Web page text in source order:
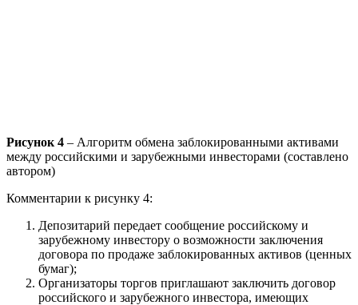
Рисунок 4 – Алгоритм обмена заблокированными активами
между российскими и зарубежными инвесторами (составлено
автором)
Комментарии к рисунку 4:
Депозитарий передает сообщение российскому и
зарубежному инвестору о возможности заключения
договора по продаже заблокированных активов (ценных
бумаг);
Организаторы торгов приглашают заключить договор
российского и зарубежного инвестора, имеющих